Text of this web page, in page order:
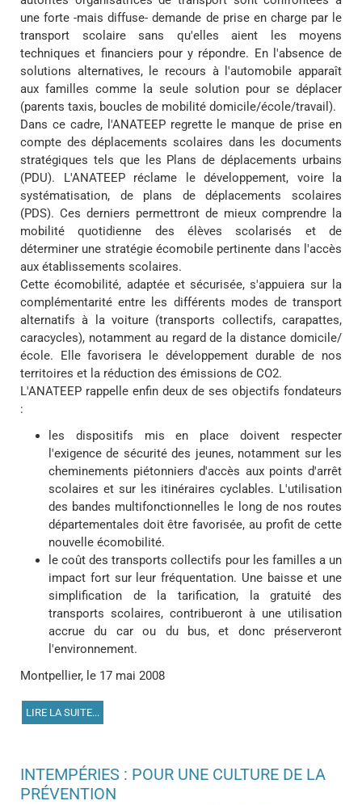
une forte -mais diffuse- demande de prise en charge par le
transport scolaire sans qu'elles aient les moyens
techniques et financiers pour y répondre. En l'absence de
solutions alternatives, le recours à l'automobile apparaît
aux familles comme la seule solution pour se déplacer
(parents taxis, boucles de mobilité domicile/école/travail).
Dans ce cadre, l'ANATEEP regrette le manque de prise en
compte des déplacements scolaires dans les documents
stratégiques tels que les Plans de déplacements urbains
(PDU). L'ANATEEP réclame le développement, voire la
systématisation, de plans de déplacements scolaires
(PDS). Ces derniers permettront de mieux comprendre la
mobilité quotidienne des élèves scolarisés et de
déterminer une stratégie écomobile pertinente dans l'accès
aux établissements scolaires.
Cette écomobilité, adaptée et sécurisée, s'appuiera sur la
complémentarité entre les différents modes de transport
alternatifs à la voiture (transports collectifs, carapattes,
caracycles), notamment au regard de la distance domicile/
école. Elle favorisera le développement durable de nos
territoires et la réduction des émissions de CO2.
L'ANATEEP rappelle enfin deux de ses objectifs fondateurs
:
les dispositifs mis en place doivent respecter
l'exigence de sécurité des jeunes, notamment sur les
cheminements piétonniers d'accès aux points d'arrêt
scolaires et sur les itinéraires cyclables. L'utilisation
des bandes multifonctionnelles le long de nos routes
départementales doit être favorisée, au profit de cette
nouvelle écomobilité.
le coût des transports collectifs pour les familles a un
impact fort sur leur fréquentation. Une baisse et une
simplification de la tarification, la gratuité des
transports scolaires, contribueront à une utilisation
accrue du car ou du bus, et donc préserveront
l'environnement.
Montpellier, le 17 mai 2008
LIRE LA SUITE...
INTEMPÉRIES : POUR UNE CULTURE DE LA
PRÉVENTION